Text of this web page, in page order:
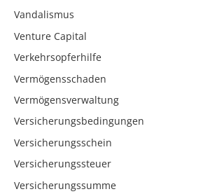
Vandalismus
Venture Capital
Verkehrsopferhilfe
Vermögensschaden
Vermögensverwaltung
Versicherungsbedingungen
Versicherungsschein
Versicherungssteuer
Versicherungssumme